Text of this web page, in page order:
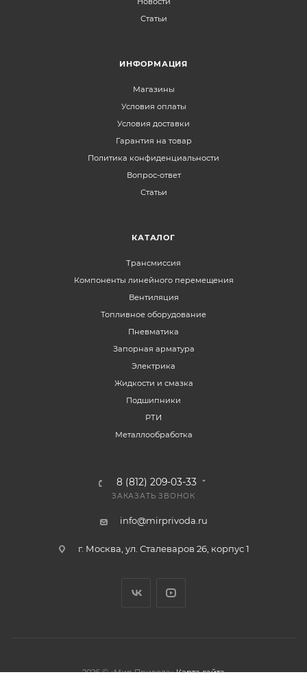
Статьи
ИНФОРМАЦИЯ
Магазины
Условия оплаты
Условия доставки
Гарантия на товар
Политика конфиденциальности
Вопрос-ответ
Статьи
КАТАЛОГ
Трансмиссия
Компоненты линейного перемещения
Вентиляция
Топливное оборудование
Пневматика
Запорная арматура
Электрика
Жидкости и смазка
Подшипники
РТИ
Металлообработка
8 (812) 209-03-33
ЗАКАЗАТЬ ЗВОНОК
info@mirprivoda.ru
г. Москва, ул. Сталеваров 26, корпус 1
2026 © «Мир Привода» Карта сайта